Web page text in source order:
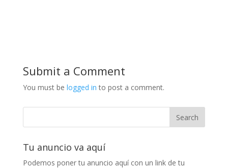
Submit a Comment
You must be logged in to post a comment.
Tu anuncio va aquí
Podemos poner tu anuncio aquí con un link de tu